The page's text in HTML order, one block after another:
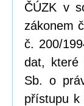
ČÚZK v
zákonem
č. 200/
dat, které
Sb. o
přístupu